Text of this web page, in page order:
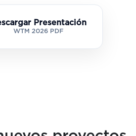
Presentación
WTM 2026 PDF